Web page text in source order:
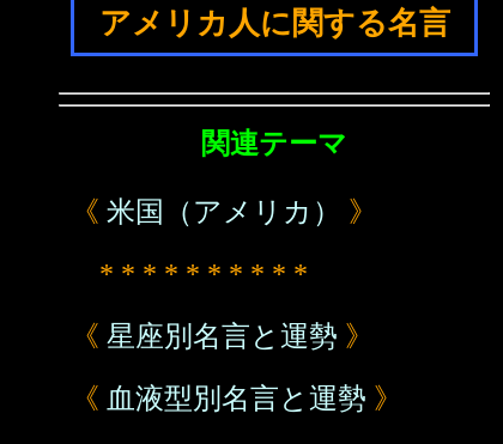
アメリカ人に関する名言
関連テーマ
《 米国（アメリカ）
》
* * * * * * * * * *
《 星座別名言と運勢 》
《 血液型別名言と運勢 》